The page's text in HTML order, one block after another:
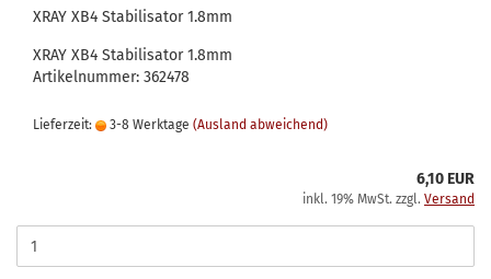
XRAY XB4 Stabilisator 1.8mm
XRAY XB4 Stabilisator 1.8mm
Artikelnummer: 362478
Lieferzeit: 3-8 Werktage (Ausland abweichend)
6,10 EUR
inkl. 19% MwSt. zzgl. Versand